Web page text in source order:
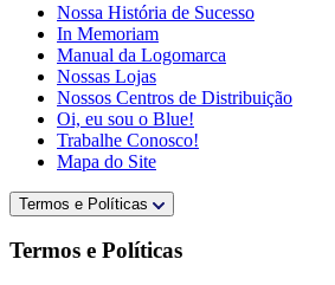
Nossa História de Sucesso
In Memoriam
Manual da Logomarca
Nossas Lojas
Nossos Centros de Distribuição
Oi, eu sou o Blue!
Trabalhe Conosco!
Mapa do Site
Termos e Políticas
Termos e Políticas